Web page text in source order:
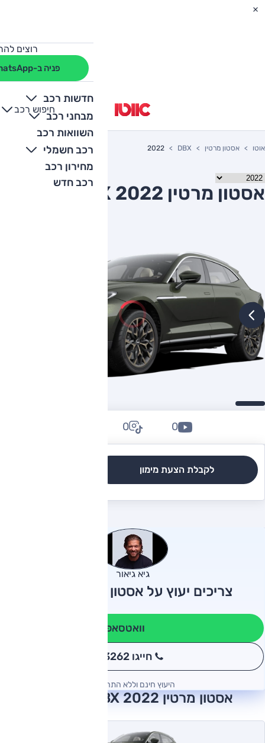
רוצים
פניה ב-WhatsApp
חדשות רכב
מבחני רכב
השוואות רכב
רכב חשמלי
מחירון רכב
רכב חדש
חיפוש רכב
+
-
אוטו אסטון מרטין DBX
2022
אסטון מרטין DBX 2022 יד שניה
לקבלת הצעת מימון
0
0
גיא גיאור
צריכים יעוץ על אסטון מרטין DBX?
וואטסאפ
חייגו 3262
היעוץ חינם וללא התחייבות
אסטון מרטין DBX 2022 חוות דעת